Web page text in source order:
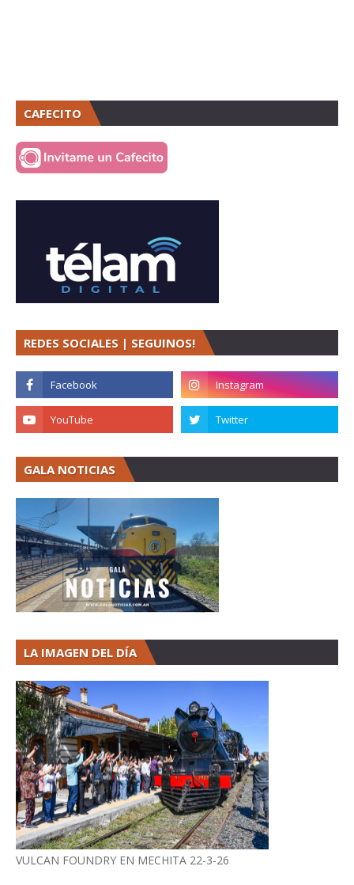
CAFECITO
REDES SOCIALES | SEGUINOS!
GALA NOTICIAS
LA IMAGEN DEL DÍA
VULCAN FOUNDRY EN MECHITA 22-3-26